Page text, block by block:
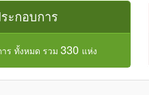
ะกอบการ
ร ทั้งหมด รวม 330 แห่ง